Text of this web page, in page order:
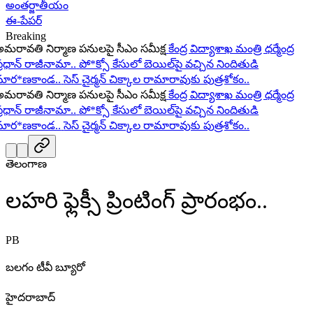
అంతర్జాతీయం
ఈ-పేపర్
Breaking
నిర్మాణ పనులపై సీఎం సమీక్ష కేంద్ర విద్యాశాఖ మంత్రి ధర్మేంద్ర
రాజీనామా.. పో*క్సో కేసులో బెయిల్‌పై వచ్చిన నిందితుడి
సెస్ చైర్మన్ చిక్కాల రామారావుకు పుత్రశోకం..
నిర్మాణ పనులపై సీఎం సమీక్ష కేంద్ర విద్యాశాఖ మంత్రి ధర్మేంద్ర
రాజీనామా.. పో*క్సో కేసులో బెయిల్‌పై వచ్చిన నిందితుడి
సెస్ చైర్మన్ చిక్కాల రామారావుకు పుత్రశోకం..
తెలంగాణ
లహరి ఫ్లెక్సీ ప్రింటింగ్ ప్రారంభం..
PB
బలగం టీవీ బ్యూరో
హైదరాబాద్